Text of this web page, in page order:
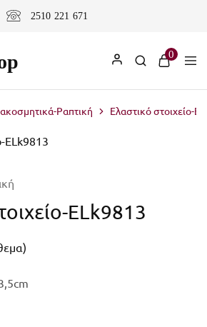
2510 221 671
0
Ραπτική Ελαστικό στοιχείο-
ELk9813
cm